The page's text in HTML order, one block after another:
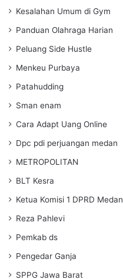
Kesalahan Umum di Gym
Panduan Olahraga Harian
Peluang Side Hustle
Menkeu Purbaya
Patahudding
Sman enam
Cara Adapt Uang Online
Dpc pdi perjuangan medan
METROPOLITAN
BLT Kesra
Ketua Komisi 1 DPRD Medan
Reza Pahlevi
Pemkab ds
Pengedar Ganja
SPPG Jawa Barat